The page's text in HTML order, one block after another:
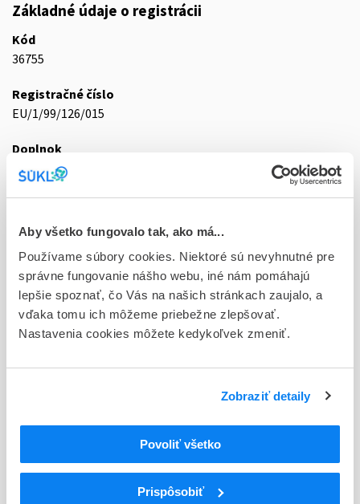
Aby všetko fungovalo tak, ako má...
Používame súbory cookies. Niektoré sú nevyhnutné pre
správne fungovanie nášho webu, iné nám pomáhajú
lepšie spoznať, čo Vás na našich stránkach zaujalo, a
vďaka tomu ich môžeme priebežne zlepšovať.
Nastavenia cookies môžete kedykoľvek zmeniť.
Zobraziť detaily
Povoliť všetko
Prispôsobiť
Základné údaje o registrácii
Kód
36755
Registračné číslo
EU/1/99/126/015
Doplnok
sol inj 24x0,5 ml/25 mg (striek.inj.napl.skl.)
Stav
E - EU registrácia
Typ registračnej procedúry
Európska
Držiteľ, krajina
Pfizer Europe MA EEIG, Belgicko
Indikačná skupina
ATC
Cytostatiká a imunomodulátory
L04
L04A
Imunosupresíva (zmena WHO)
Inhibítory tumor nekrotizujúceho alfa faktora